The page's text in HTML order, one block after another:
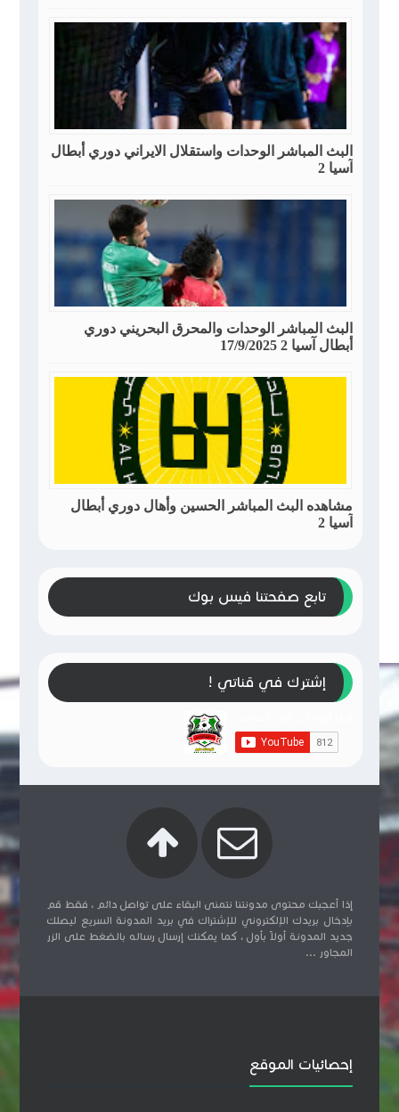
البث المباشر الوحدات واستقلال الايراني دوري أبطال
آسيا 2
البث المباشر الوحدات والمحرق البحريني دوري
أبطال آسيا 2 17/9/2025
مشاهده البث المباشر الحسين وأهال دوري أبطال
آسيا 2
تابع صفحتنا فيس بوك
إشترك في قناتي !
إذا أعجبك محتوى مدونتنا نتمنى البقاء على تواصل دائم ، فقط قم
بإدخال بريدك الإلكتروني للإشتراك في بريد المدونة السريع ليصلك
جديد المدونة أولاً بأول ، كما يمكنك إرسال رساله بالضغط على الزر
المجاور ...
إحصائيات الموقع